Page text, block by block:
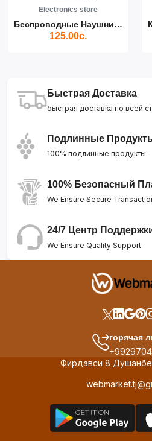
Electronics store
Беспроводные Наушники Air...
125.00с.
Быстрая Доставка
быстрая доставка по всей
Подлинные
100% подлинные продукты
100% Безопасный
We Ensure Secure
24/7 Центр
We Ensure Quality Support
горячая
Фирдавси 8